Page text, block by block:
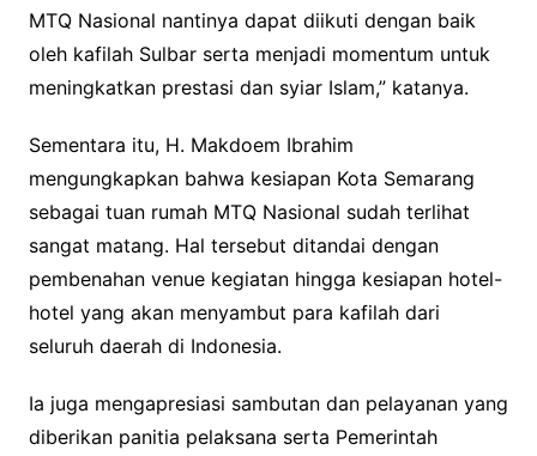
MTQ Nasional nantinya dapat diikuti dengan baik
oleh kafilah Sulbar serta menjadi momentum untuk
meningkatkan prestasi dan syiar Islam,” katanya.
Sementara itu, H. Makdoem Ibrahim
mengungkapkan bahwa kesiapan Kota Semarang
sebagai tuan rumah MTQ Nasional sudah terlihat
sangat matang. Hal tersebut ditandai dengan
pembenahan venue kegiatan hingga kesiapan hotel-
hotel yang akan menyambut para kafilah dari
seluruh daerah di Indonesia.
Ia juga mengapresiasi sambutan dan pelayanan yang
diberikan panitia pelaksana serta Pemerintah